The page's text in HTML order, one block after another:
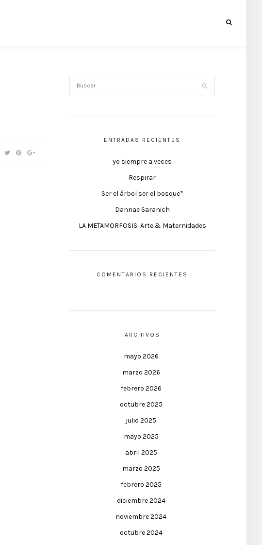
ENTRADAS RECIENTES
yo siempre a veces
Respirar
Ser el árbol ser el bosque*
Dannae Saranich
LA METAMORFOSIS: Arte & Maternidades
COMENTARIOS RECIENTES
ARCHIVOS
mayo 2026
marzo 2026
febrero 2026
octubre 2025
julio 2025
mayo 2025
abril 2025
marzo 2025
febrero 2025
diciembre 2024
noviembre 2024
octubre 2024